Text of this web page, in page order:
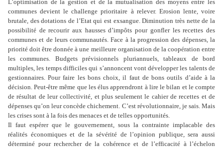
L’optimisation de la gestion et de la mutualisation des moyens entre les
communes devient le challenge prioritaire à relever. Erosion lente, voire
brutale, des dotations de l’Etat qui est exsangue. Diminution très nette de la
possibilité de recourir aux hausses d’impôts pour gonfler les recettes des
communes et de leurs communautés. Face à la progression des dépenses, la
priorité doit être donnée à une meilleure organisation de la coopération entre
les communes. Budgets prévisionnels pluriannuels, tableaux de bord
multiples, les temps difficiles qui s’annoncent vont développer les talents de
gestionnaires. Pour faire les bons choix, il faut de bons outils d’aide à la
décision. Peut-être même que les élus apprendront à lire le bilan et le compte
de résultat de leur collectivité, et plus seulement le cahier de recettes et de
dépenses qu’on leur concède chichement. C’est révolutionnaire, je sais. Mais
les crises sont à la fois des menaces et de telles opportunités.
Il faut espérer que le gouvernement, sous la contrainte implacable des
réalités économiques et de la sévérité de l’opinion publique, sera aussi
déterminé pour rechercher de la cohérence et de l’efficacité à l’échelon